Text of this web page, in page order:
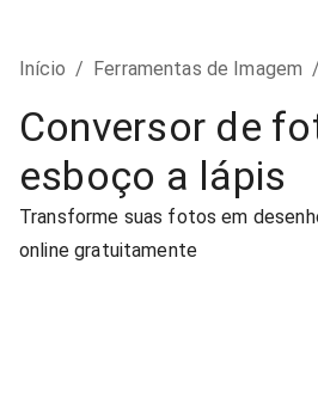
Início / Ferramentas de Imagem /
Conversor de
esboço a lápis
Transforme suas fotos em
online gratuitamente